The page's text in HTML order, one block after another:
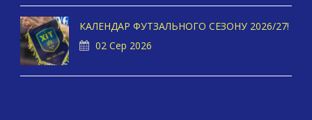
КАЛЕНДАР ФУТЗАЛЬНОГО СЕЗОНУ 2026/27!
02 Сер 2026